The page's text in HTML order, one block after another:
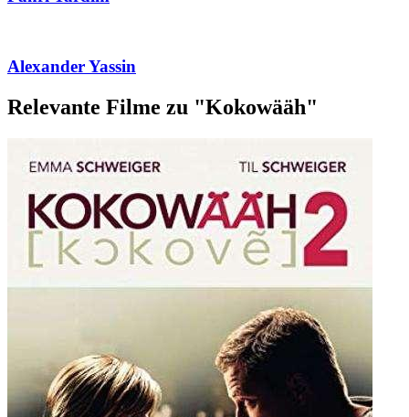
Alexander Yassin
Relevante Filme zu "Kokowääh"